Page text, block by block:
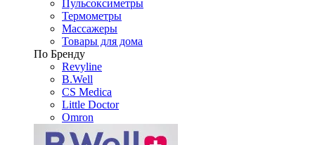
Пульсоксиметры
Термометры
Массажеры
Товары для дома
По Бренду
Revyline
B.Well
CS Medica
Little Doctor
Omron